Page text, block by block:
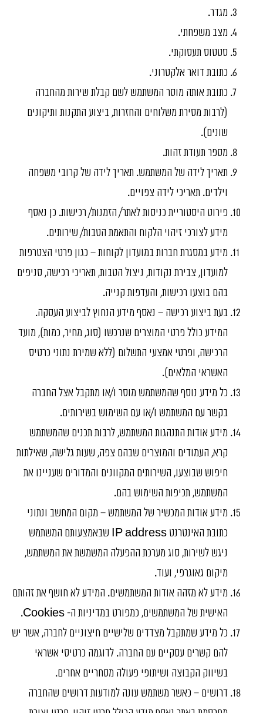
מגדר.
מצב משפחתי.
סטטוס תעסוקתי.
כתובת דואר אלקטרוני.
כתובת אותה מוסר המשתמש לשם קבלת שירות מהחברה
(לרבות מסירת משלוחים והחזרות, ביצוע התקנות ותיקונים
שונים).
מספר תעודת זהות.
תאריך לידה של המשתמש. תאריך לידה של קרובי משפחה
וילדים. תאריכי לידה צפויים.
פירוט היסטוריית כניסות לאתר/ הזמנות/ רכישות. כן נאסף
מידע לצורכי זיהוי הלקוח והתאמת הטבות/ שירותים.
מידע במסגרת חברות במועדון לקוחות – כגון פרטי הצטרפות
למועדון, צבירת נקודות, ניצול הטבות, תאריכי רכישה, סניפים
בהם בוצעו רכישות, והעדפות קנייה.
בעת ביצוע רכישה – נאסף מידע הנחוץ לביצוע העסקה.
המידע כולל פרטי המוצרים שנרכשו (סוג, מחיר, כמות), מועד
הרכישה, ופרטי אמצעי התשלום (ללא שמירת נתוני כרטיס
האשראי המלאים).
כל מידע נוסף שהמשתמש מוסר ו/או מתקבל אצל החברה
בקשר עם המשתמש ו/או עם השימוש בשירותים.
מידע אודות התנהגות המשתמש, לרבות תכנים שהמשתמש
קרא, העמודים והמוצרים שבהם צפה, שעות גלישה, שאילתות
חיפוש שבוצעו, השירותים המקוונים והמדורים שעניינו את
המשתמש, תכיפות השימוש בהם.
מידע אודות המכשיר של המשתמש – מקום המחשב ונתוני
כתובת האינטרנט IP address שבאמצעותם המשתמש
ניגש לשירות, סוג מערכת ההפעלה המשמשת את המשתמש,
מיקום גאוגרפי, ועוד.
מידע לא מזהה אודות המשתמשים. המידע לא חושף את זהותם
האישית של המשתמשים, כמפורט במדיניות ה- Cookies.
כל מידע שמתקבל מצדדים שלישיים חיצוניים לחברה, אשר יש
להם קשרים עסקיים עם החברה. לדוגמה כרטיסי אשראי
בשיווק הקבוצה ושיתופי פעולה מסחריים אחרים.
דרושים – כאשר משתמש עונה למודעות דרושים שהחברה